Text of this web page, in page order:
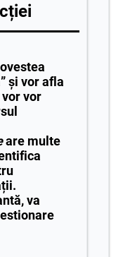
și vor afla
vor
are multe
va